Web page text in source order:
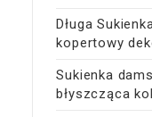
Długa
kopertowy
Sukienka
błyszcząca